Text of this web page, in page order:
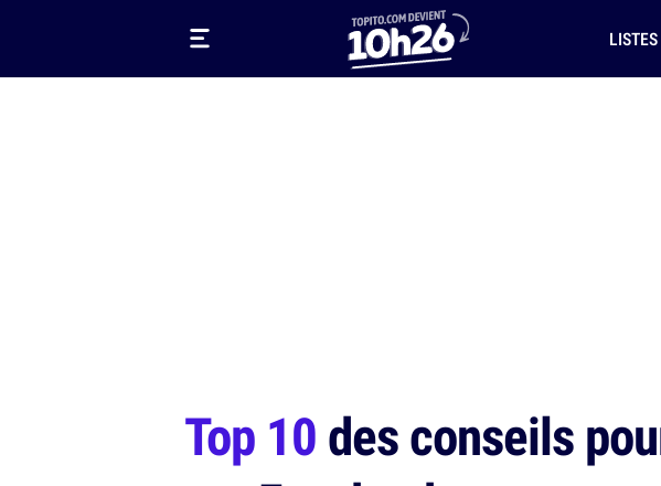
LISTES
Top 10des conseils